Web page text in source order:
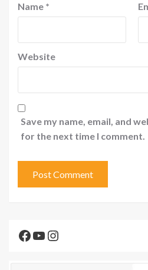
Name *
Website
Save my name, email, and
for the next time I comment.
Facebook
YouTube
Instagram